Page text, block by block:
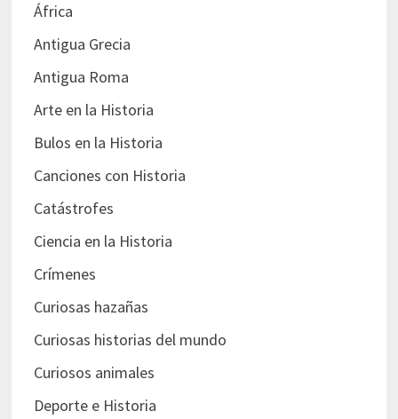
África
Antigua Grecia
Antigua Roma
Arte en la Historia
Bulos en la Historia
Canciones con Historia
Catástrofes
Ciencia en la Historia
Crímenes
Curiosas hazañas
Curiosas historias del mundo
Curiosos animales
Deporte e Historia